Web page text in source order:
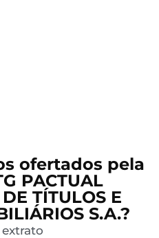
ofertados pela
PACTUAL
TÍTULOS E
S.A.?